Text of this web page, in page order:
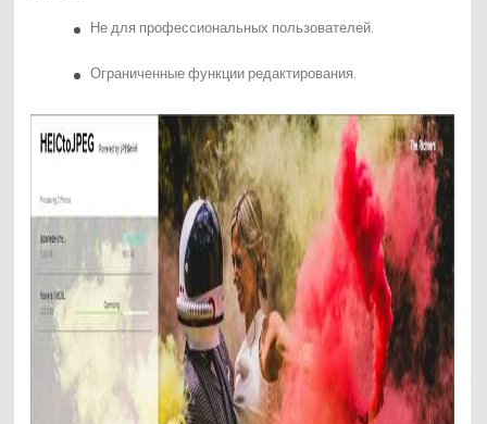
Не для профессиональных пользователей.
Ограниченные функции редактирования.